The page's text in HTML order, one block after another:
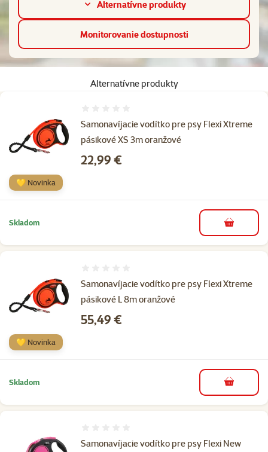
Alternatívne produkty
Monitorovanie dostupnosti
Alternatívne produkty
Samonavíjacie vodítko pre psy Flexi Xtreme
pásikové XS 3m oranžové
Cena
22,99 €
💛 Novinka
Skladom do košíka
Samonavíjacie vodítko pre psy Flexi Xtreme
pásikové L 8m oranžové
Cena
55,49 €
💛 Novinka
Skladom do košíka
Samonavíjacie vodítko pre psy Flexi New